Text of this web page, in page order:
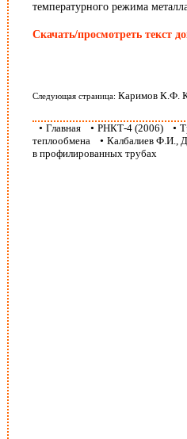
температурного режима
Скачать/просмотреть текст
Следующая страница: Каримов К.Ф.
• Главная • РНКТ-4 (2006) •
теплообмена • Калбалиев Ф.И.,
в профилированных трубах